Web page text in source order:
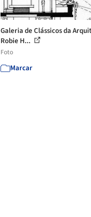
Galeria de Clássicos da
Robie H...
Foto
Marcar